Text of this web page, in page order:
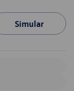
Simular